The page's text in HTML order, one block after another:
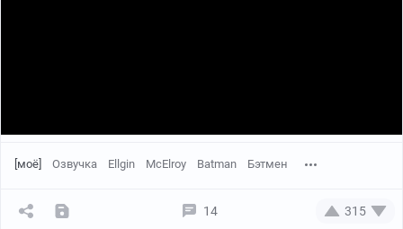
[моё] Озвучка Ellgin McElroy Batman Бэтмен
14 315